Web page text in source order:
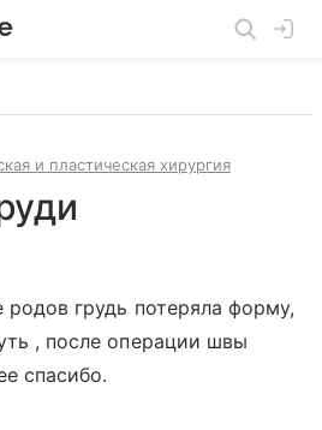
и пластическая хирургия
родов грудь потеряла форму,
, после операции швы
спасибо.